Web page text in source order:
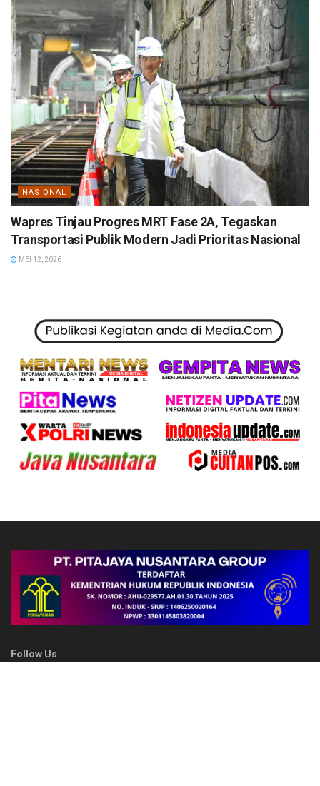
NASIONAL
Wapres Tinjau Progres MRT Fase 2A, Tegaskan
Transportasi Publik Modern Jadi Prioritas Nasional
MEI 12, 2026
Follow Us